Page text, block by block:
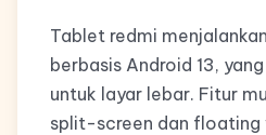
Tablet redmi
berbasis Android 13,
untuk layar lebar. Fitur
split-screen dan floating